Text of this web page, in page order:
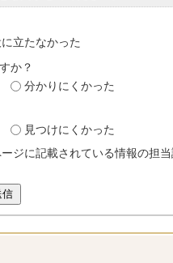
立たなかった
か？
分かりにくかった
見つけにくかった
ジに記載されている情報の担
信